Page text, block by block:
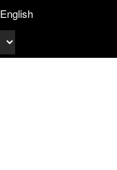
English